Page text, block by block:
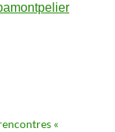
montpelier
«